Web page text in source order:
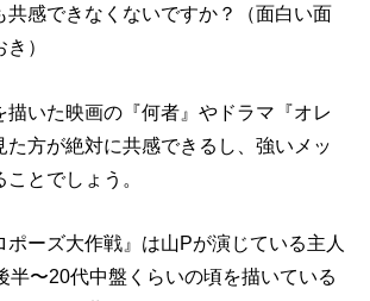
共感できなくないですか？（面白い面
）
描いた映画の『何者』やドラマ『オレ
た方が絶対に共感できるし、強いメッ
とでしょう。
ポーズ大作戦』は山Pが演じている主人
半〜20代中盤くらいの頃を描いている